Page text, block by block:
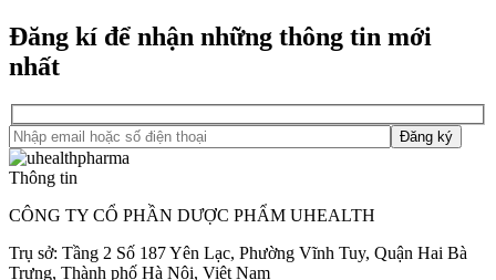
Đăng kí để nhận những thông tin mới
nhất
Thông tin
CÔNG TY CỔ PHẦN DƯỢC PHẨM UHEALTH
Trụ sở: Tầng 2 Số 187 Yên Lạc, Phường Vĩnh Tuy, Quận Hai Bà
Trưng, Thành phố Hà Nội, Việt Nam